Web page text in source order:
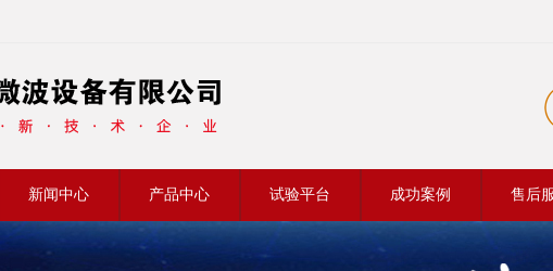
新闻中心 产品中心 试验平台 成功案例 售后